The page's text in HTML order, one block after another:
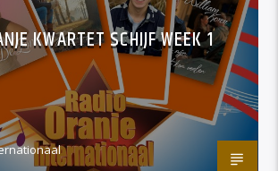
KWARTET SCHIJF WEEK 1